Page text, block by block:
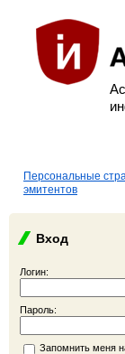
Персональные
эмитентов
Вход
Логин:
Пароль:
Запомнить меня